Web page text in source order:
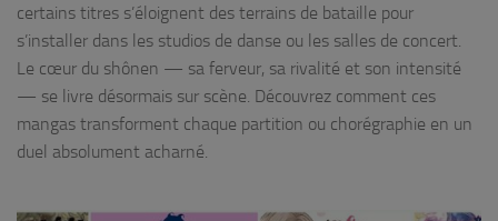
certains titres s’éloignent des terrains de bataille pour
s’installer dans les studios de danse ou les salles de concert.
Le cœur du shônen — sa ferveur, sa rivalité et son intensité
— se livre désormais sur scène. Découvrez comment ces
mangas transforment chaque partition ou chorégraphie en un
duel absolument acharné.